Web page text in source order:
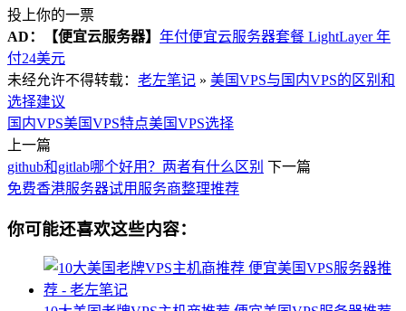
投上你的一票
AD：
【便宜云服务器】 年付便宜云服务器套餐 LightLayer 年
付24美元
未经允许不得转载： 老左笔记 » 美国VPS与国内VPS的区别和
选择建议
国内VPS美国VPS特点美国VPS选择
上一篇
github和gitlab哪个好用？两者有什么区别 下一篇
免费香港服务器试用服务商整理推荐
你可能还喜欢这些内容：